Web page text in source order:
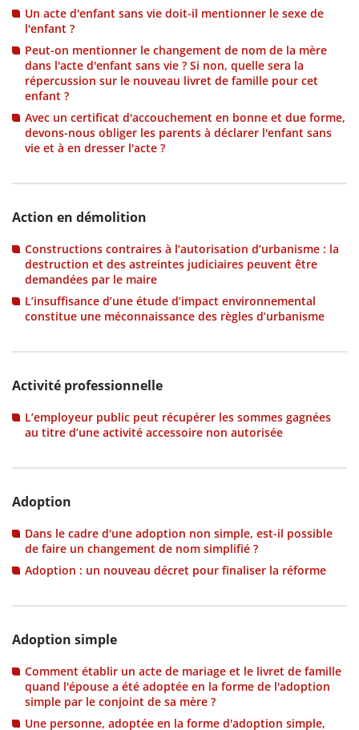
Un acte d'enfant sans vie doit-il mentionner le sexe de
l'enfant ?
Peut-on mentionner le changement de nom de la mère
dans l'acte d'enfant sans vie ? Si non, quelle sera la
répercussion sur le nouveau livret de famille pour cet
enfant ?
Avec un certificat d'accouchement en bonne et due forme,
devons-nous obliger les parents à déclarer l'enfant sans
vie et à en dresser l'acte ?
Action en démolition
Constructions contraires à l’autorisation d’urbanisme : la
destruction et des astreintes judiciaires peuvent être
demandées par le maire
L’insuffisance d’une étude d’impact environnemental
constitue une méconnaissance des règles d’urbanisme
Activité professionnelle
L’employeur public peut récupérer les sommes gagnées
au titre d’une activité accessoire non autorisée
Adoption
Dans le cadre d'une adoption non simple, est-il possible
de faire un changement de nom simplifié ?
Adoption : un nouveau décret pour finaliser la réforme
Adoption simple
Comment établir un acte de mariage et le livret de famille
quand l'épouse a été adoptée en la forme de l'adoption
simple par le conjoint de sa mère ?
Une personne, adoptée en la forme d'adoption simple,